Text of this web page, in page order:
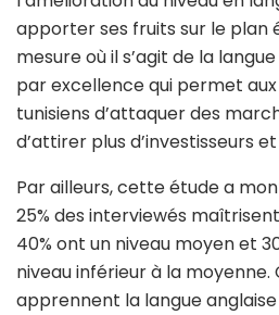
apporter ses fruits sur le plan
mesure où il s’agit de la
par excellence qui permet
tunisiens d’attaquer des
d’attirer plus d’investisseurs
Par ailleurs, cette étude a
25% des interviewés
40% ont un niveau moyen et
niveau inférieur à la
apprennent la langue